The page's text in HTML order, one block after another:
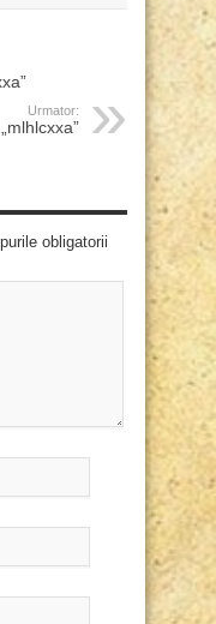
Urmator:
obligatorii